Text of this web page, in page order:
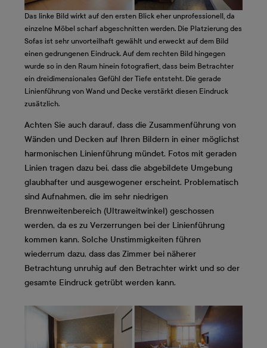
Das linke Bild wirkt auf den ersten Blick eher unprofessionell, da
einzelne Möbel scharf abgeschnitten werden. Die Platzierung des
Sofas ist sehr unvorteilhaft gewählt und erweckt auf dem Bild
einen gedrungenen Eindruck. Auf dem rechten Bild hingegen
wurde so in den Raum hinein fotografiert, dass beim Betrachter
ein dreidimensionales Gefühl der Tiefe entsteht. Die gerade
Linienführung von Wand und Decke verstärkt diesen Eindruck
zusätzlich.
Achten Sie auch darauf, dass die Zusammenführung von
Wänden und Decken auf Ihren Bildern in einer möglichst
harmonischen Linienführung mündet. Fotos mit geraden
Linien tragen dazu bei, dass die abgebildete Umgebung
glaubhafter und ausgewogener erscheint. Problematisch
sind Aufnahmen, die im sehr niedrigen
Brennweitenbereich (Ultraweitwinkel) geschossen
werden, da es zu Verzerrungen bei der Linienführung
kommen kann. Solche Unstimmigkeiten führen
wiederrum dazu, dass das Zimmer bei näherer
Betrachtung unruhig auf den Betrachter wirkt und so der
gesamte Eindruck getrübt werden kann.